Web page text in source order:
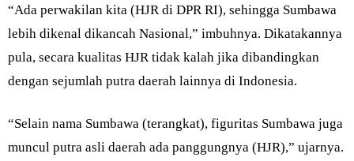
“Ada perwakilan kita (HJR di DPR RI), sehingga Sumbawa
lebih dikenal dikancah Nasional,” imbuhnya. Dikatakannya
pula, secara kualitas HJR tidak kalah jika dibandingkan
dengan sejumlah putra daerah lainnya di Indonesia.
“Selain nama Sumbawa (terangkat), figuritas Sumbawa juga
muncul putra asli daerah ada panggungnya (HJR),” ujarnya.